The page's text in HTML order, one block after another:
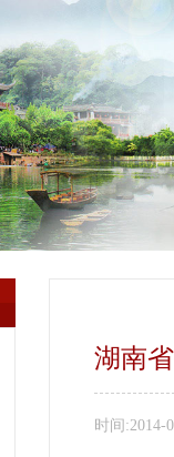
湖南
时间:2014-